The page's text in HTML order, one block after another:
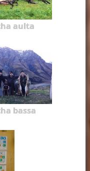
aulta
bassa